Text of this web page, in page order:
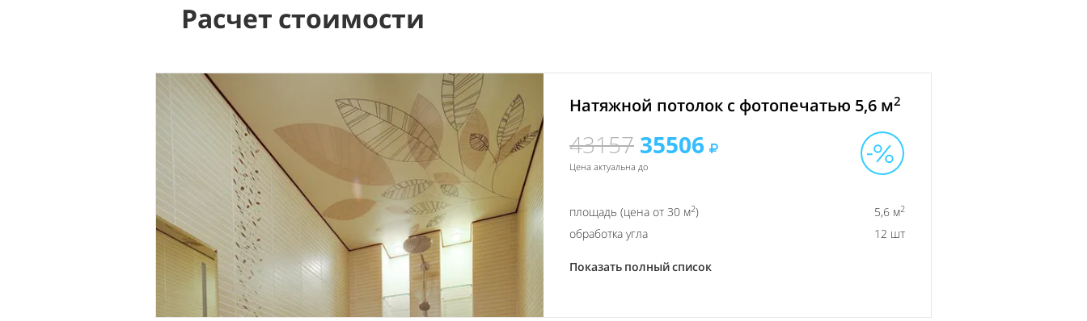
Расчет стоимости
Натяжной потолок с фотопечатью 5,6 м2
43157 35506
Цена актуальна до
площадь (цена от 30 м2) 5,6 м2
обработка угла 12 шт
Показать полный список